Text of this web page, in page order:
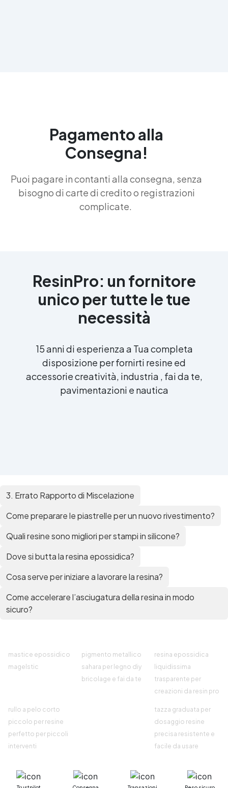
Pagamento alla
Consegna!
Puoi pagare in contanti alla consegna, senza
bisogno di carte di credito o registrazioni
complicate.
ResinPro: un fornitore
unico per tutte le tue
necessità
15 anni di esperienza a Tua completa
disposizione per fornirti resine ed
accessorie creatività, industria , fai da te,
pavimentazioni e nautica
3. Errato Rapporto di Miscelazione
Come preparare le piastrelle per un nuovo rivestimento?
Quali resine sono migliori per stampi in silicone?
Dove si butta la resina epossidica?
Cosa serve per iniziare a lavorare la resina?
Come accelerare l’asciugatura della resina in modo
sicuro?
mastice epossidico
magelstic
pigmento metallico
sahara per legno diy
bricolage e fai da te
resina epossidica
liquidissima
trasparente per
creazioni da resin pro
rullo a pelo corto
piccolo per resine
perfetto per piccoli
interventi
tazza graduata per
dosaggio resine
precisa resistente e
facile da usare